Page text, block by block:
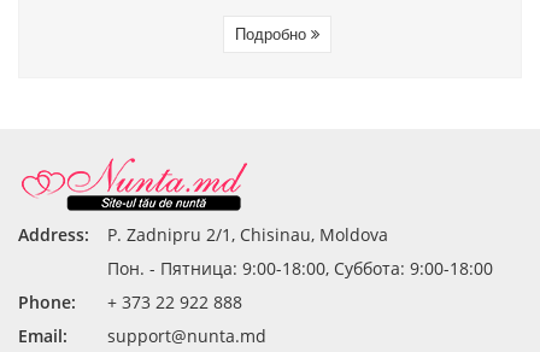
Подробно
Address:
P. Zadnipru 2/1, Chisinau, Moldova
Пон. - Пятница: 9:00-18:00, Суббота: 9:00-18:00
Phone:
+ 373 22 922 888
Email:
support@nunta.md